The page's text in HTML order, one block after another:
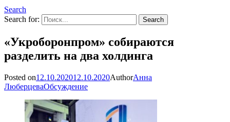
Search
Search for:
«Укроборонпром» собираются
разделить на два холдинга
Posted on12.10.202012.10.2020AuthorАнна
ЛюберцеваОбсуждение